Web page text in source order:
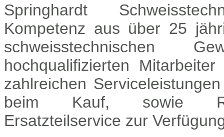
Springhardt
Kompetenz aus über 25
schweisstechnischen
hochqualifizierten
zahlreichen
beim Kauf, sowie
Ersatzteilservice zur